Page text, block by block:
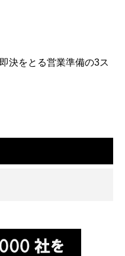
決をとる営業準備の3ス